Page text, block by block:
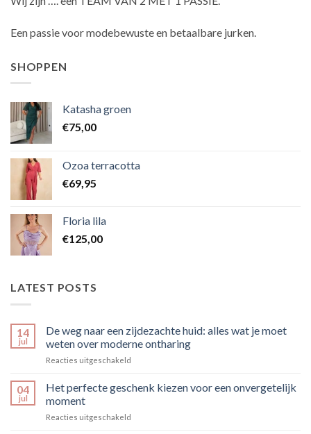
Een passie voor modebewuste en betaalbare jurken.
SHOPPEN
Katasha groen
€75,00
Ozoa terracotta
€69,95
Floria lila
€125,00
LATEST POSTS
14
jul
De weg naar een zijdezachte huid: alles wat je moet
weten over moderne ontharing
Reacties uitgeschakeld
weg
naar
04
jul
Het perfecte geschenk kiezen voor een onvergetelijk
moment
Reacties uitgeschakeld